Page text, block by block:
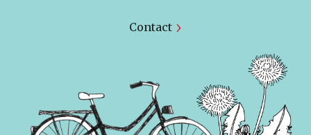
Contact